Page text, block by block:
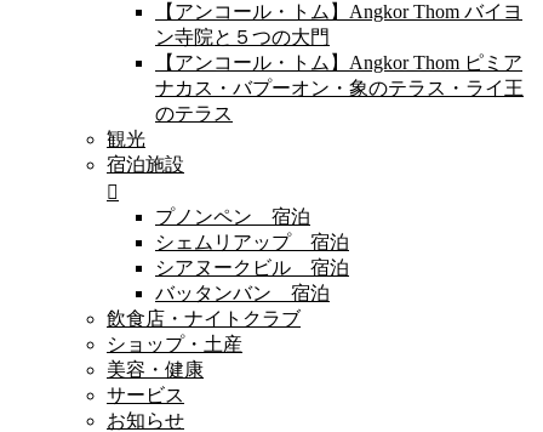
【アンコール・トム】Angkor Thom バイヨ
ン寺院と５つの大門
【アンコール・トム】Angkor Thom ピミア
ナカス・バプーオン・象のテラス・ライ王
のテラス
観光
宿泊施設
プノンペン 宿泊
シェムリアップ 宿泊
シアヌークビル 宿泊
バッタンバン 宿泊
飲食店・ナイトクラブ
ショップ・土産
美容・健康
サービス
お知らせ